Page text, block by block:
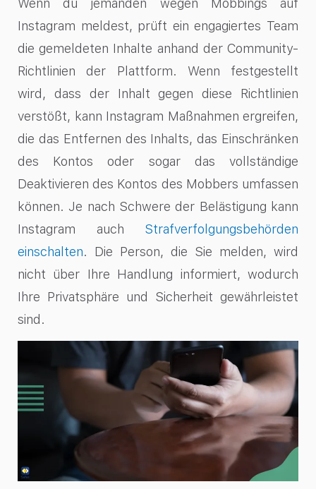
Wenn du jemanden wegen Mobbings auf
Instagram meldest, prüft ein engagiertes Team
die gemeldeten Inhalte anhand der Community-
Richtlinien der Plattform. Wenn festgestellt
wird, dass der Inhalt gegen diese Richtlinien
verstößt, kann Instagram Maßnahmen ergreifen,
die das Entfernen des Inhalts, das Einschränken
des Kontos oder sogar das vollständige
Deaktivieren des Kontos des Mobbers umfassen
können. Je nach Schwere der Belästigung kann
Instagram auch Strafverfolgungsbehörden
einschalten. Die Person, die Sie melden, wird
nicht über Ihre Handlung informiert, wodurch
Ihre Privatsphäre und Sicherheit gewährleistet
sind.